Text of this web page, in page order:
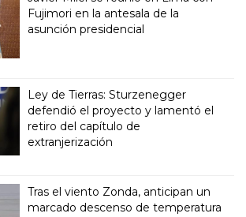
Fujimori en la antesala de la
asunción presidencial
Ley de Tierras: Sturzenegger
defendió el proyecto y lamentó el
retiro del capítulo de
extranjerización
Tras el viento Zonda, anticipan un
marcado descenso de temperatura